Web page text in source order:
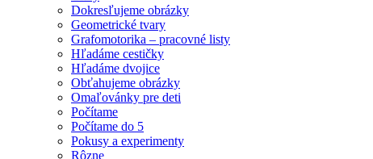
Dokresľujeme obrázky
Geometrické tvary
Grafomotorika – pracovné listy
Hľadáme cestičky
Hľadáme dvojice
Obťahujeme obrázky
Omaľovánky pre deti
Počítame
Počítame do 5
Pokusy a experimenty
Rôzne